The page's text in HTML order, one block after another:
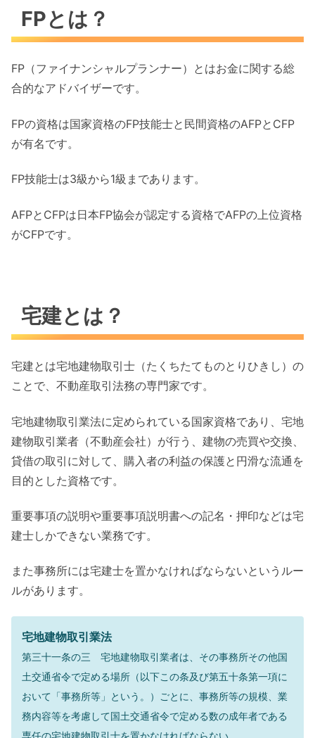
FPとは？
FP（ファイナンシャルプランナー）とはお金に関する総
合的なアドバイザーです。
FPの資格は国家資格のFP技能士と民間資格のAFPとCFP
が有名です。
FP技能士は3級から1級まであります。
AFPとCFPは日本FP協会が認定する資格でAFPの上位資格
がCFPです。
宅建とは？
宅建とは宅地建物取引士（たくちたてものとりひきし）の
ことで、不動産取引法務の専門家です。
宅地建物取引業法に定められている国家資格であり、宅地
建物取引業者（不動産会社）が行う、建物の売買や交換、
貸借の取引に対して、購入者の利益の保護と円滑な流通を
目的とした資格です。
重要事項の説明や重要事項説明書への記名・押印などは宅
建士しかできない業務です。
また事務所には宅建士を置かなければならないというルー
ルがあります。
宅地建物取引業法
第三十一条の三 宅地建物取引業者は、その事務所その他国
土交通省令で定める場所（以下この条及び第五十条第一項に
おいて「事務所等」という。）ごとに、事務所等の規模、業
務内容等を考慮して国土交通省令で定める数の成年者である
専任の宅地建物取引士を置かなければならない。